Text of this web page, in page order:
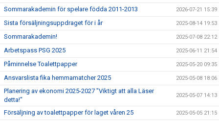
Sommarakademin för spelare födda 2011-2013 2026-07-21 15:39
Sista försäljningsuppdraget för i år 2025-08-14 19:53
Sommarakademin! 2025-07-08 22:12
Arbetspass PSG 2025 2025-06-11 21:54
Påminnelse Toalettpapper 2025-05-20 09:35
Ansvarslista fika hemmamatcher 2025 2025-05-08 18:06
Planering av ekonomi 2025-2027 "Viktigt att alla Läser
detta!"
2025-05-07 14:13
Försäljning av toalettpapper för laget våren 25 2025-05-05 21:15